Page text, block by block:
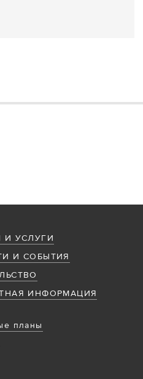
И УСЛУГИ
И СОБЫТИЯ
ИНФОРМАЦИЯ
планы